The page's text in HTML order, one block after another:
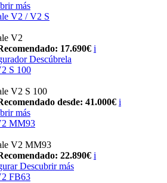
más
V2 / V2 S
V2
17.690€ i
Descúbrela
S 100
V2 S 100
desde: 41.000€ i
más
MM93
V2 MM93
22.890€ i
Descubrir más
FB63